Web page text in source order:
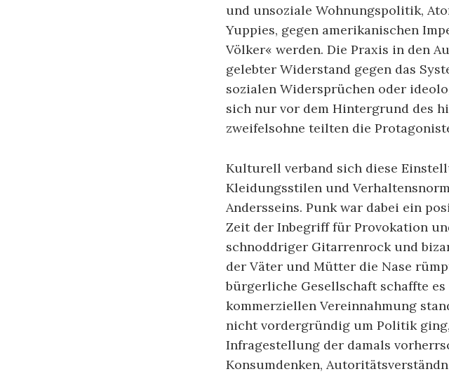
und unsoziale Wohnungspolitik,
Yuppies, gegen amerikanischen
Völker« werden. Die Praxis in den
gelebter Widerstand gegen das
sozialen Widersprüchen oder
sich nur vor dem Hintergrund des
zweifelsohne teilten die
Kulturell verband sich diese
Kleidungsstilen und
Andersseins. Punk war dabei ein
Zeit der Inbegriff für Provokation
schnoddriger Gitarrenrock und
der Väter und Mütter die Nase
bürgerliche Gesellschaft schaffte es
kommerziellen Vereinnahmung
nicht vordergründig um Politik
Infragestellung der damals
Konsumdenken,